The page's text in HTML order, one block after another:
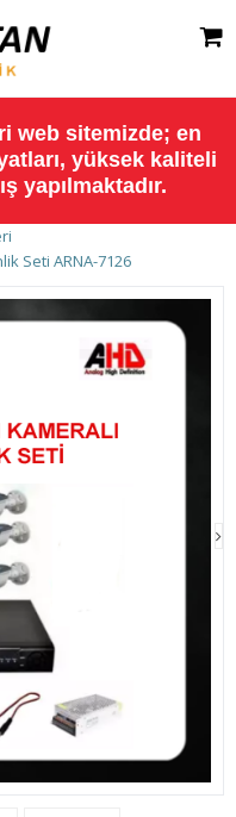
web sitemizde; en
yüksek kaliteli
yapılmaktadır.
Seti ARNA-7126